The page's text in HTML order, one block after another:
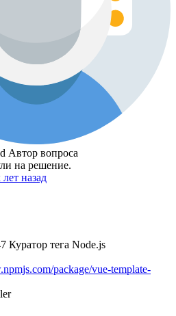
Автор вопроса
на решение.
лет назад
Куратор тега Node.js
package/vue-template-